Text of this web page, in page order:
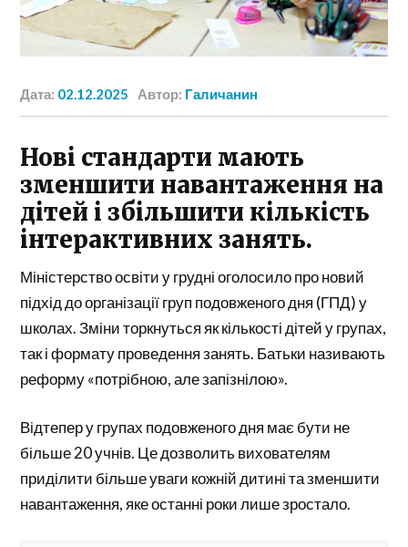
Дата: 02.12.2025 Автор: Галичанин
Нові стандарти мають
зменшити навантаження на
дітей і збільшити кількість
інтерактивних занять.
Міністерство освіти у грудні оголосило про новий
підхід до організації груп подовженого дня (ГПД) у
школах. Зміни торкнуться як кількості дітей у групах,
так і формату проведення занять. Батьки називають
реформу «потрібною, але запізнілою».
Відтепер у групах подовженого дня має бути не
більше 20 учнів. Це дозволить вихователям
приділити більше уваги кожній дитині та зменшити
навантаження, яке останні роки лише зростало.